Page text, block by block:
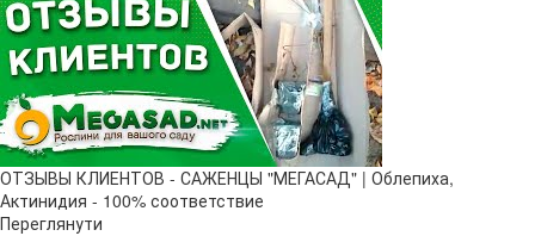
ОТЗЫВЫ КЛИЕНТОВ - САЖЕНЦЫ "МЕГАСАД" | Облепиха,
Актинидия - 100% соответствие
Переглянути